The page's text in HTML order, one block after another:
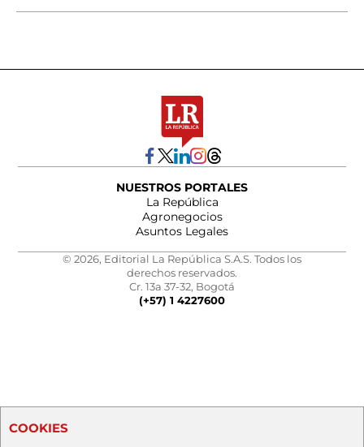
NUESTROS PORTALES
La República
Agronegocios
Asuntos Legales
© 2026, Editorial La República S.A.S. Todos los
derechos reservados.
Cr. 13a 37-32, Bogotá
(+57) 1 4227600
COOKIES